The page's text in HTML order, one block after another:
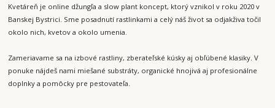
Kvetáreň je online džungľa a slow plant koncept, ktorý vznikol v roku 2020 v
Banskej Bystrici. Sme posadnutí rastlinkami a celý náš život sa odjakživa točil
okolo nich, kvetov a okolo umenia.
Zameriavame sa na izbové rastliny, zberateľské kúsky aj obľúbené klasiky. V
ponuke nájdeš nami miešané substráty, organické hnojivá aj profesionálne
doplnky a pomôcky pre pestovateľa.